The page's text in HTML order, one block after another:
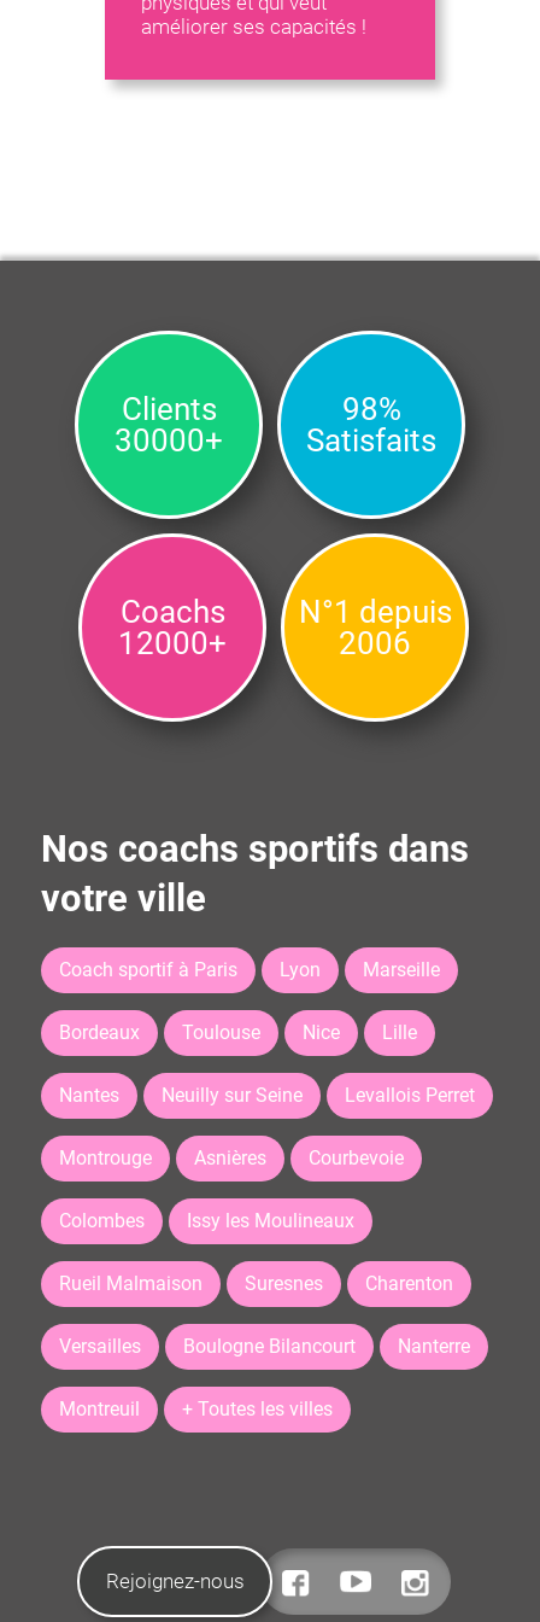
améliorer ses capacités !
Clients
30000+
98%
Satisfaits
Coachs
12000+
N°1 depuis
2006
Nos coachs sportifs dans
votre ville
Coach sportif à Paris Lyon Marseille
Bordeaux Toulouse Nice Lille
Nantes Neuilly sur Seine Levallois Perret
Montrouge Asnières Courbevoie
Colombes Issy les Moulineaux
Rueil Malmaison Suresnes Charenton
Versailles Boulogne Bilancourt Nanterre
Montreuil + Toutes les villes
Rejoignez-nous